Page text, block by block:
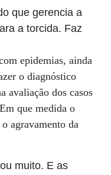
que gerencia a
a torcida. Faz
epidemias, ainda
o diagnóstico
avaliação dos casos
que medida o
agravamento da
muito. E as